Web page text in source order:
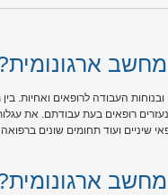
העבודה לרופאים ואחיות.
רופאים בעת עבודתם. את
ארגונומית